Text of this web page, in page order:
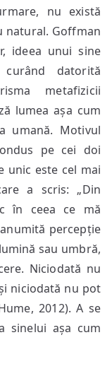
nu există
natural. Goffman
ideea unui sine
datorită
metafizicii
lumea așa cum
umană. Motivul
pe cei doi
unic este cel mai
a scris: „Din
în ceea ce mă
percepție
sau umbră,
Niciodată nu
niciodată nu pot
2012). A se
sinelui așa cum